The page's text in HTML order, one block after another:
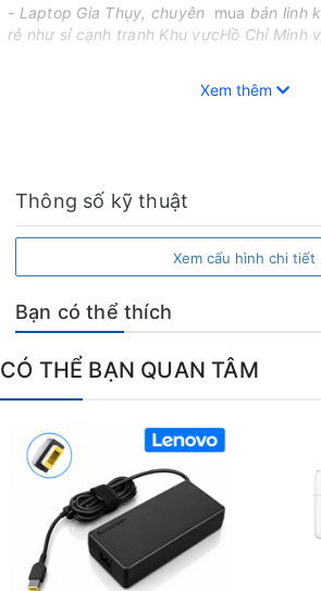
- Laptop Gia Thụy, chuyên mua bán linh
rẻ như sỉ cạnh tranh Khu vựcHồ Chí Minh
laptop cũ gaming, macbook, workstation)
Xem thêm
Thông số kỹ thuật
Xem cấu hình chi tiết
Bạn có thể thích
CÓ THỂ BẠN QUAN TÂM